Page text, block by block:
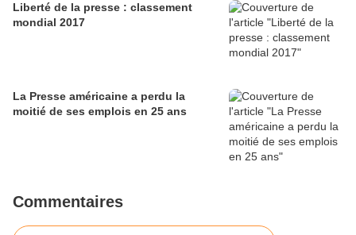
Liberté de la presse : classement
mondial 2017
La Presse américaine a perdu la
moitié de ses emplois en 25 ans
Commentaires